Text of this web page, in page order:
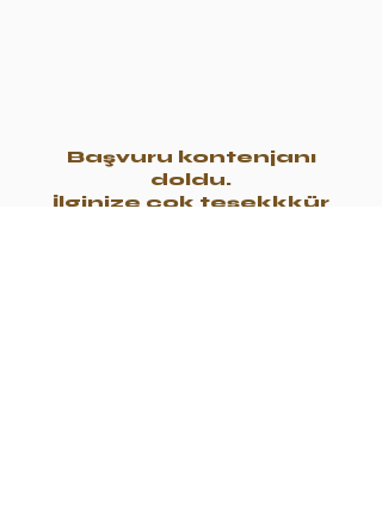
Başvuru kontenjanı
doldu.
İlginize çok teşekkkür